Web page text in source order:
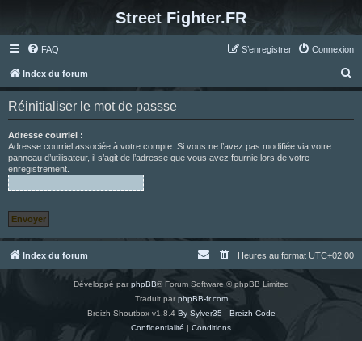
Street Fighter.FR
FAQ Connexion
S’enregistrer
Index du forum
e
Réinitialiser le mot de passse
Adresse courriel :
Adresse courriel associée à votre compte. Si vous ne l’avez pas modifiée via votre
panneau d’utilisateur, il s’agit de l’adresse que vous avez fournie lors de votre
enregistrement.
Index du forum Heures au format UTC+02:00
Développé parphpBB® Forum Software © phpBB Limited
Traduit par phpBB-fr.com
Breizh Shoutbox v1.8.4 By Sylver35 - Breizh Code
Confidentialité | Conditions